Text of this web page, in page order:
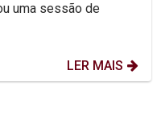
uma sessão de
LER MAIS